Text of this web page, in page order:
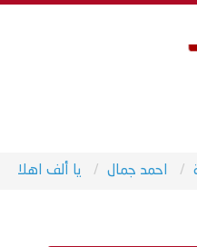
احمد جمال يا ألف اهلا